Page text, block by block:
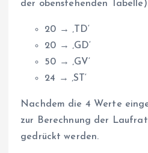
der obenstehenden
20 → ‚TD‘
20 → ‚GD‘
50 → ‚GV‘
24 → ‚ST‘
Nachdem die 4 Werte
zur Berechnung der
gedrückt werden.